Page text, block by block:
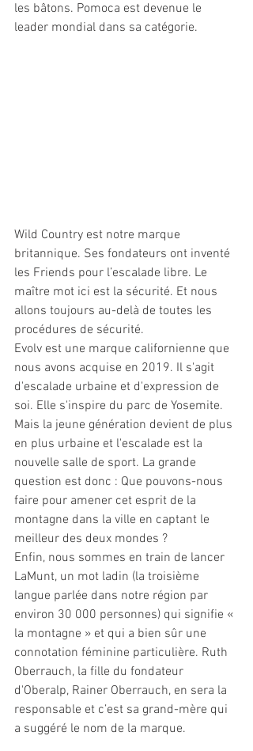
les bâtons. Pomoca est devenue le
leader mondial dans sa catégorie.
Wild Country est notre marque
britannique. Ses fondateurs ont inventé
les Friends pour l’escalade libre. Le
maître mot ici est la sécurité. Et nous
allons toujours au-delà de toutes les
procédures de sécurité.
Evolv est une marque californienne que
nous avons acquise en 2019. Il s'agit
d'escalade urbaine et d'expression de
soi. Elle s'inspire du parc de Yosemite.
Mais la jeune génération devient de plus
en plus urbaine et l'escalade est la
nouvelle salle de sport. La grande
question est donc : Que pouvons-nous
faire pour amener cet esprit de la
montagne dans la ville en captant le
meilleur des deux mondes ?
Enfin, nous sommes en train de lancer
LaMunt, un mot ladin (la troisième
langue parlée dans notre région par
environ 30 000 personnes) qui signifie «
la montagne » et qui a bien sûr une
connotation féminine particulière. Ruth
Oberrauch, la fille du fondateur
d'Oberalp, Rainer Oberrauch, en sera la
responsable et c’est sa grand-mère qui
a suggéré le nom de la marque.